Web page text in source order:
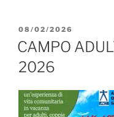
PUBBLICATO
IL
08/02/2026
CAMPO
2026